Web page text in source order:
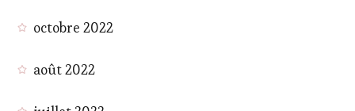
octobre 2022
août 2022